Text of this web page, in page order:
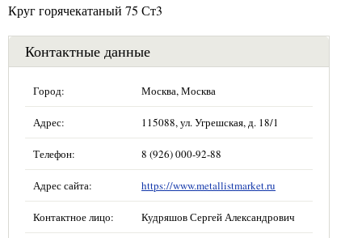
Круг горячекатаный 75 Ст3
Контактные данные
Город: Москва, Москва
Адрес: 115088, ул. Угрешская, д. 18/1
Телефон: 8 (926) 000-92-88
Адрес сайта: https://www.metallistmarket.ru
Контактное лицо: Кудряшов Сергей Александрович